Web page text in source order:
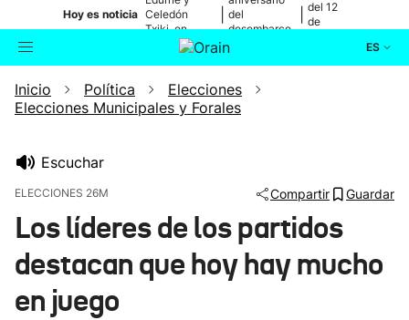
Hoy es noticia Celedón
Txiki, en
directo
del
desembarco
de Elkano
del 12
de
ES
Buscador Actualidad
Ikusmiran
Inicio Política
Elecciones
Elecciones Municipales y Forales
Escuchar
ELECCIONES 26M Compartir Guardar
Los líderes de los partidos
destacan que hoy hay mucho
en juego